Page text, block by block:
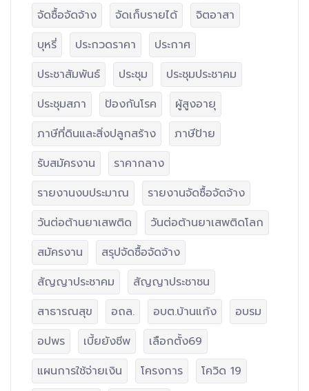
จัดซื้อจัดจ้าง
จัดเก็บรายได้
จิตอาสา
บุหรี่
ประกวดราคา
ประกาศ
ประชาสัมพันธ์
ประชุม
ประชุมประชาคม
ประชุมสภา
ป้องกันโรค
ผู้สูงอายุ
ภาษีที่ดินและสิ่งปลูกสร้าง
ภาษีป้าย
รับสมัครงาน
ราคากลาง
รายงานงบประมาณ
รายงานจัดซื้อจัดจ้าง
วันต่อต้านยาเสพติด
วันต่อต้านยาเสพติดโลก
สมัครงาน
สรุปจัดซื้อจัดจ้าง
สัญญาประชาคม
สัญญาประชาชน
สาธารณสุข
อถล. อบต.บ้านแก้ง
อบรม
อปพร
เบี้ยยังชีพ
เลือกตั้ง69
แผนการใช้จ่ายเงิน
โครงการ
โควิด 19